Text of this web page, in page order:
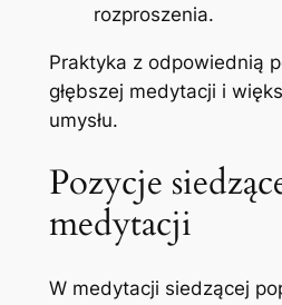
rozproszenia.
Praktyka z odpowiednią
głębszej medytacji i
umysłu.
Pozycje
medytacji
W medytacji siedzącej